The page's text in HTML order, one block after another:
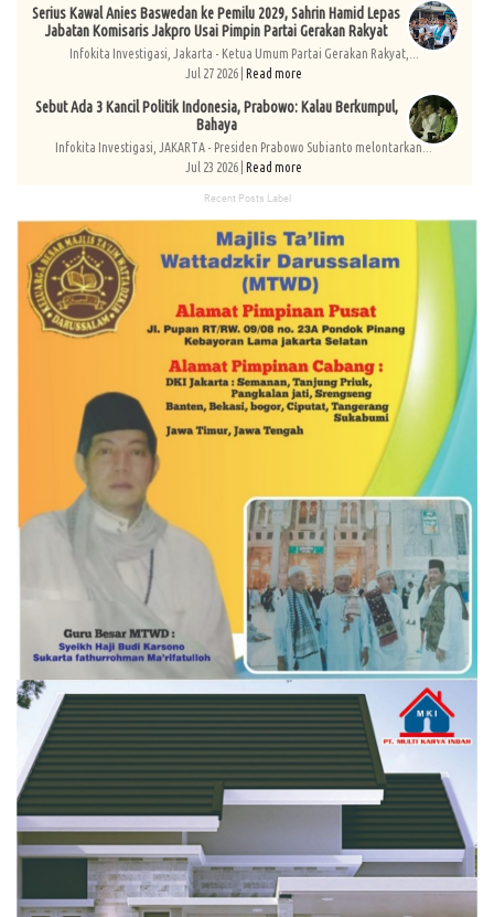
Serius Kawal Anies Baswedan ke Pemilu 2029, Sahrin Hamid Lepas
Jabatan Komisaris Jakpro Usai Pimpin Partai Gerakan Rakyat
Infokita Investigasi, Jakarta - Ketua Umum Partai Gerakan Rakyat,...
Jul 27 2026 | Read more
Sebut Ada 3 Kancil Politik Indonesia, Prabowo: Kalau Berkumpul,
Bahaya
Infokita Investigasi, JAKARTA - Presiden Prabowo Subianto melontarkan...
Jul 23 2026 | Read more
Recent Posts Label